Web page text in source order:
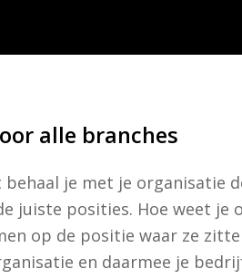
alle branches
je met je organisatie
juiste posities. Hoe weet je
op de positie waar ze
en daarmee je